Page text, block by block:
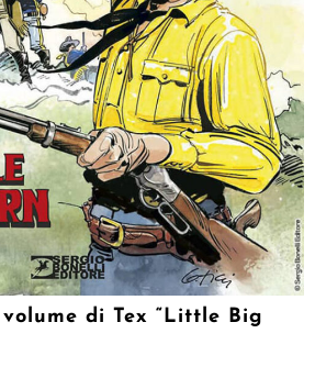
di Tex “Little Big